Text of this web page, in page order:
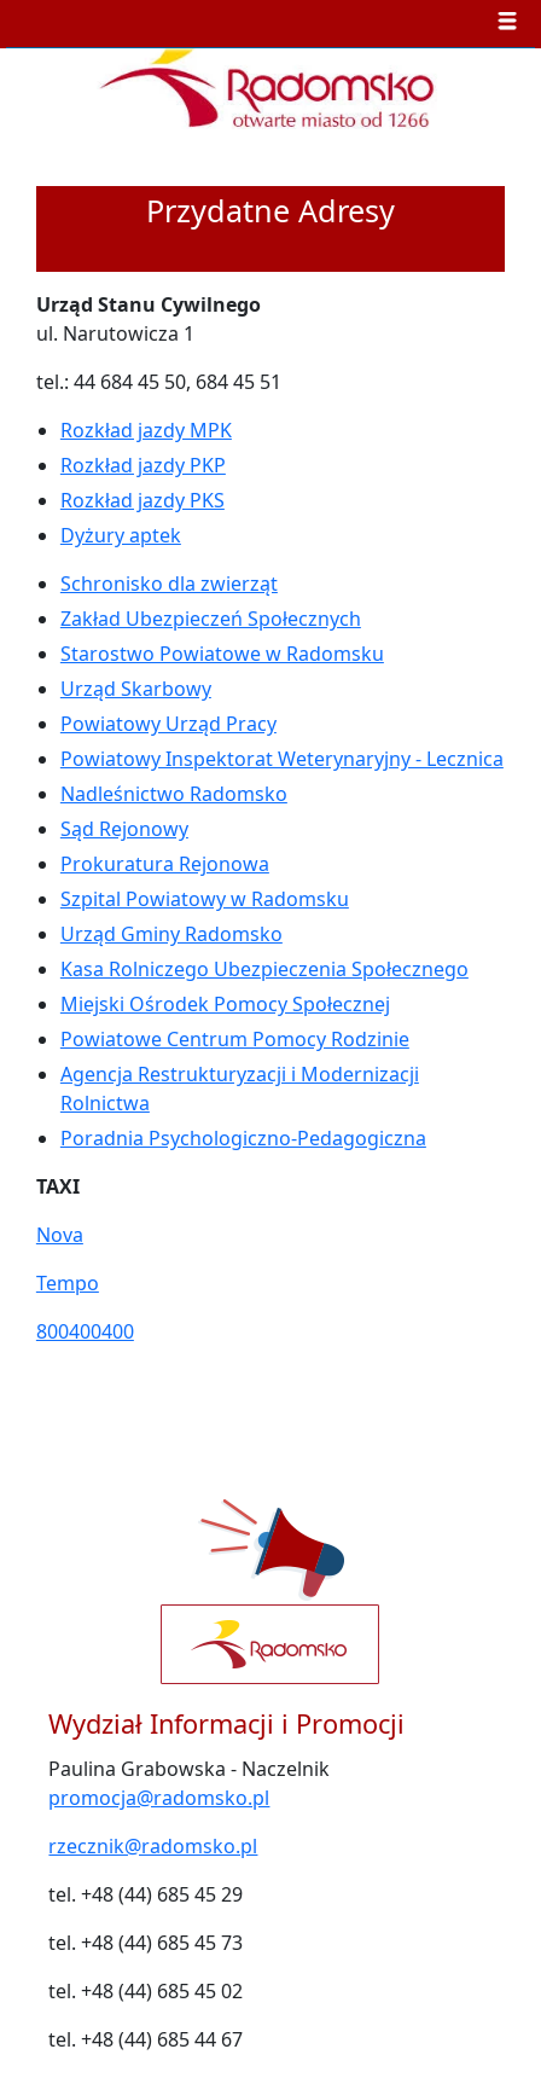
Przydatne Adresy
Urząd Stanu Cywilnego
ul. Narutowicza 1
tel.: 44 684 45 50, 684 45 51
Rozkład jazdy MPK
Rozkład jazdy PKP
Rozkład jazdy PKS
Dyżury aptek
Schronisko dla zwierząt
Zakład Ubezpieczeń Społecznych
Starostwo Powiatowe w Radomsku
Urząd Skarbowy
Powiatowy Urząd Pracy
Powiatowy Inspektorat Weterynaryjny - Lecznica
Nadleśnictwo Radomsko
Sąd Rejonowy
Prokuratura Rejonowa
Szpital Powiatowy w Radomsku
Urząd Gminy Radomsko
Kasa Rolniczego Ubezpieczenia Społecznego
Miejski Ośrodek Pomocy Społecznej
Powiatowe Centrum Pomocy Rodzinie
Agencja Restrukturyzacji i Modernizacji
Rolnictwa
Poradnia Psychologiczno-Pedagogiczna
TAXI
Nova
Tempo
800400400
Wydział Informacji i Promocji
Paulina Grabowska - Naczelnik
promocja@radomsko.pl
rzecznik@radomsko.pl
tel. +48 (44) 685 45 29
tel. +48 (44) 685 45 73
tel. +48 (44) 685 45 02
tel. +48 (44) 685 44 67